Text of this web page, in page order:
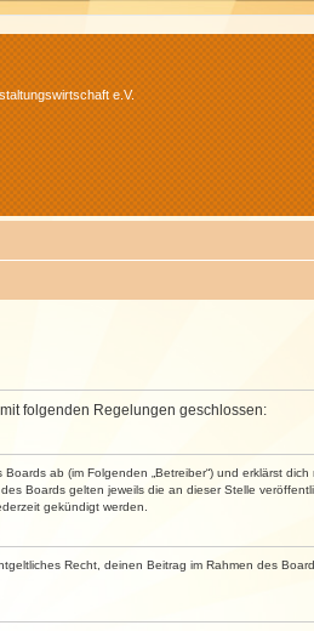
e.V.
mit folgenden Regelungen geschlossen:
ab (im Folgenden „Betreiber“) und erklärst
Boards gelten jeweils die an dieser Stelle
gekündigt werden.
Recht, deinen Beitrag im Rahmen des